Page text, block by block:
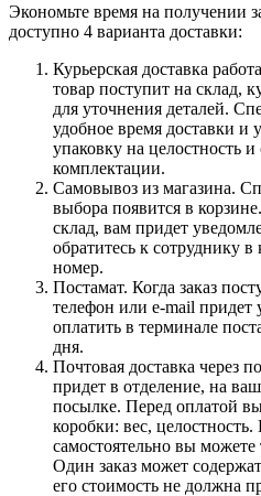
Экономьте время на получении
доступно 4 варианта доставки:
Курьерская доставка
товар поступит на склад,
для уточнения деталей.
удобное время доставки и
упаковку на целостность и
комплектации.
Самовывоз из магазина.
выбора появится в
склад, вам придет
обратитесь к сотруднику в
номер.
Постамат. Когда заказ
телефон или e-mail
оплатить в терминале
дня.
Почтовая доставка через
придет в отделение, на
посылке. Перед оплатой
коробки: вес,
самостоятельно вы можете
Один заказ может
его стоимость не должна